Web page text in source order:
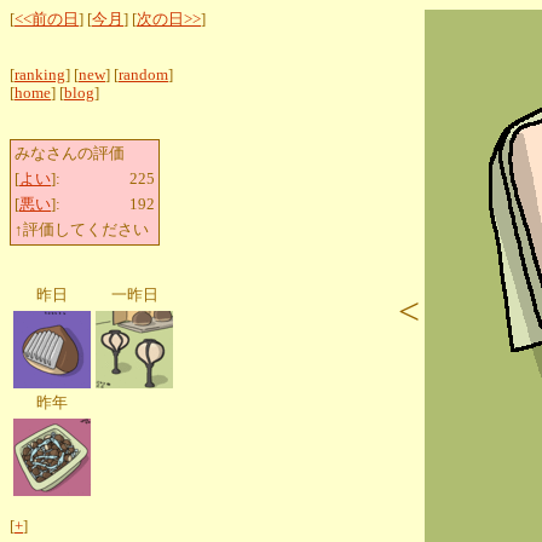
[<<前の日 ] [今月 ] [次の日>>]
[ranking] [new] [random]
[home] [blog]
みなさんの評価
[よい]:
225
[悪い]:
192
↑評価してください
昨日 一昨日
昨年
[+]
<